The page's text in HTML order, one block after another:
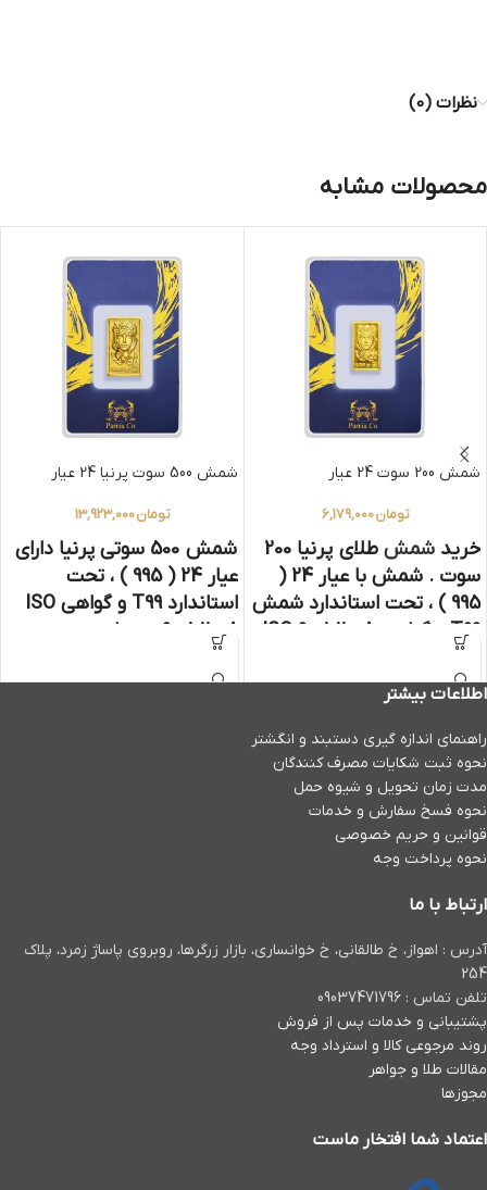
نظرات (0)
محصولات مشابه
شمش 200 سوت 24 عیار
تومان6,179,000
خرید شمش
طلای پرنیا 200
سوت . شمش با عیار 24 (
995 ) ، تحت استاندارد شمش
T99 و گواهی ISO 9001-2008
در پشت بسته بندی
شمش 500 سوت پرنیا 24 عیار
تومان
شمش 500 سوتی پرنیا دارای
عیار 24 ( 995 ) ، تحت
استاندارد T99 و گواهی ISO
9001-2008 در پشت بسته
بندی
اطلاعات بیشتر
راهنمای اندازه گیری دستبند و انگشتر
نحوه ثبت شكايات مصرف كنندگان
مدت زمان تحويل و شیوه حمل
نحوه فسخ سفارش و خدمات
قوانین و حریم خصوصی
نحوه پرداخت وجه
ارتباط با ما
آدرس : اهواز، خ طالقانی، خ خوانساری، بازار زرگرها، روبروی پاساژ زمرد، پلاک
254
تلفن تماس : 09037471796
پشتیبانی و خدمات پس از فروش
روند مرجوعی کالا و استرداد وجه
مقالات طلا و جواهر
مجوزها
اعتماد شما افتخار ماست